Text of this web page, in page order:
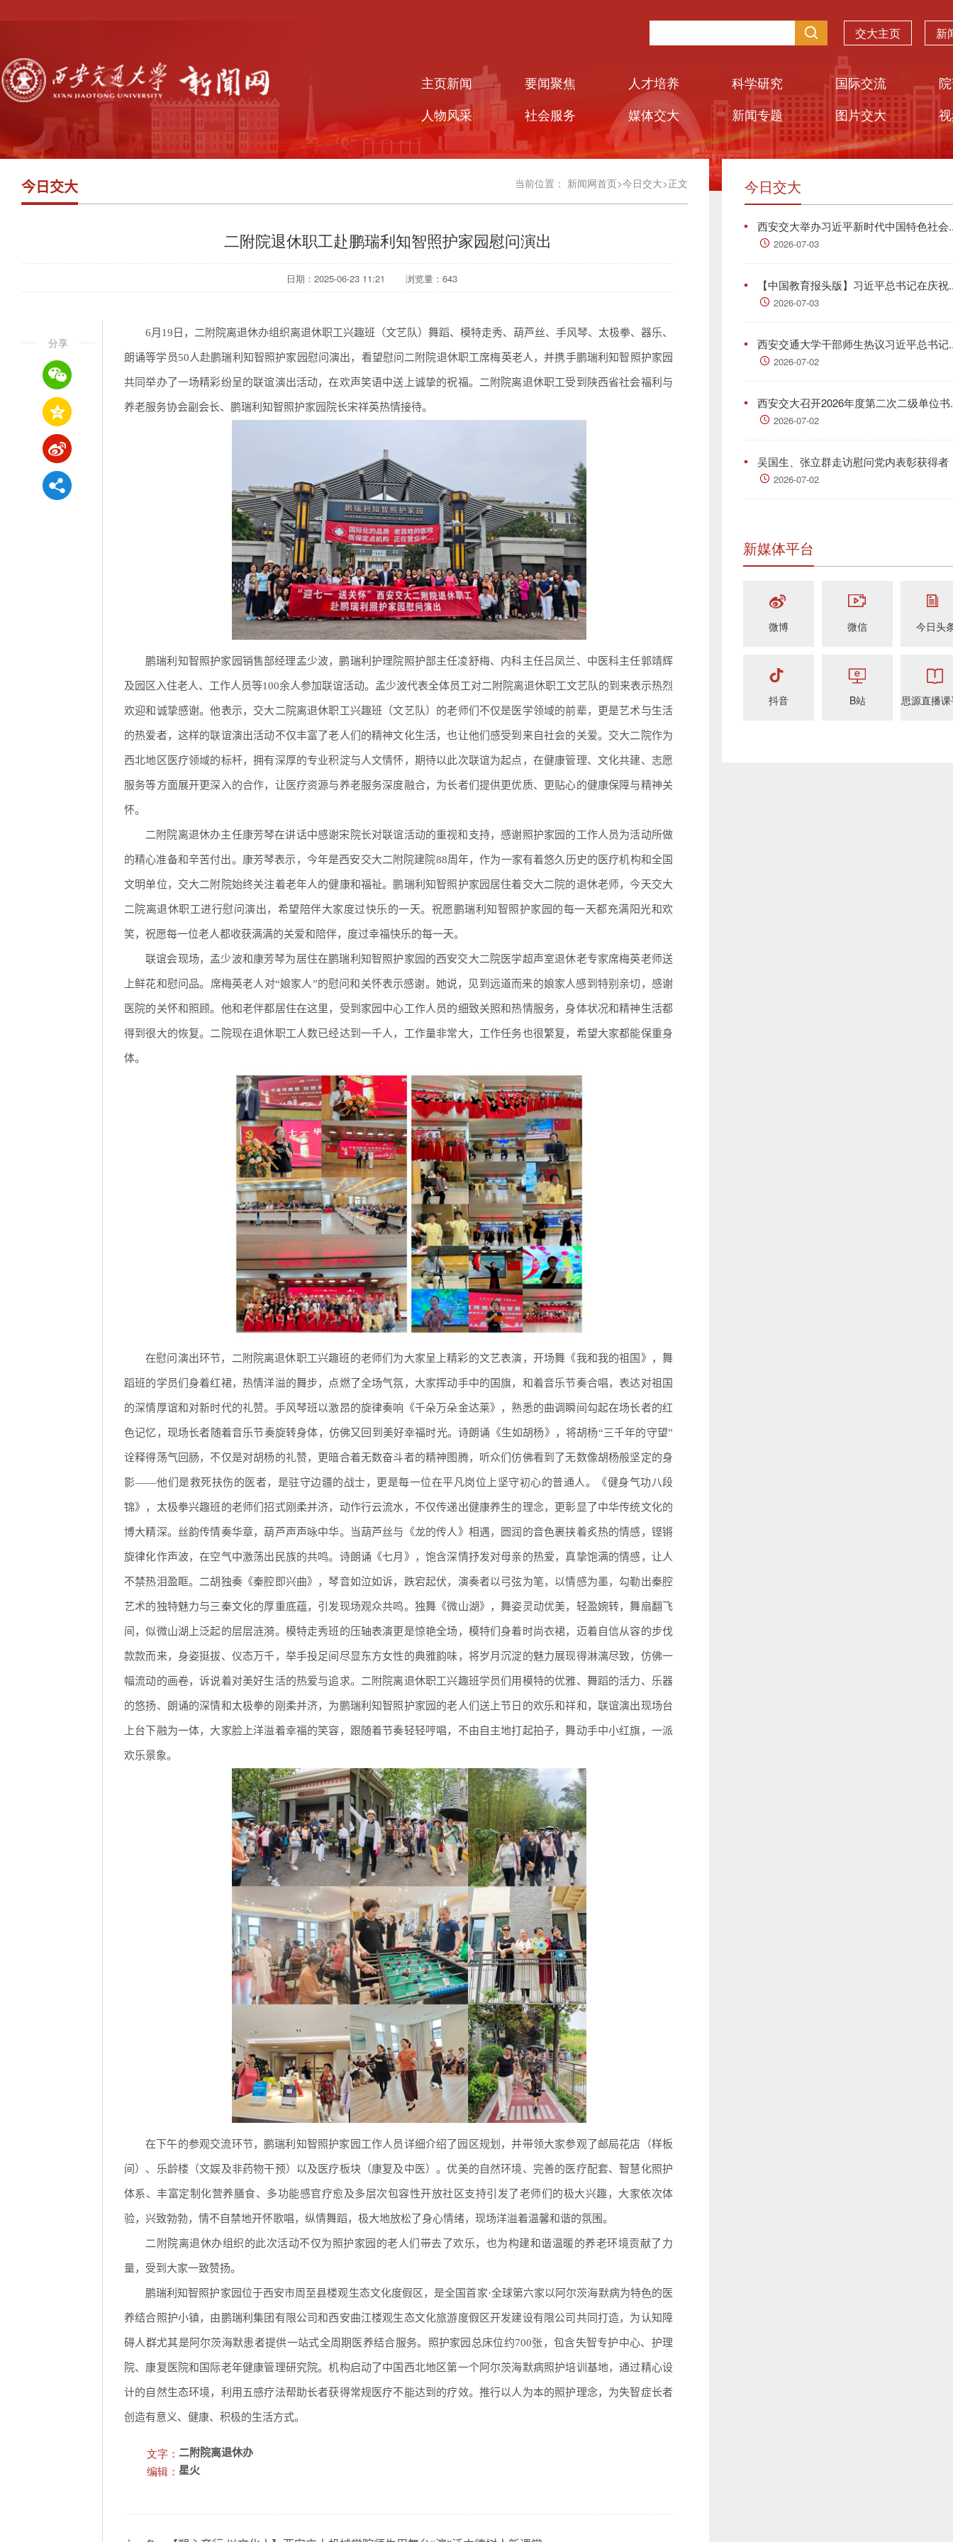
交大主页 新
主页新闻 要闻聚焦 人才培养 科学研究 国际交流
人物风采
社会服务 媒体交大 新闻专题 图片交大
当前位置： 新闻网首页>今日交大>正文
今日交大
分享
二附院退休职工赴鹏瑞利知智照护家园慰问演出
日期：2025-06-23 11:21 浏览量： 643
6月19日，二附院离退休办组织离退休职工兴趣班（文艺队）舞蹈、模特走秀、葫芦丝、手风琴、太极拳、器乐、
朗诵等学员50人赴鹏瑞利知智照护家园慰问演出，看望慰问二附院退休职工席梅英老人，并携手鹏瑞利知智照护家园
共同举办了一场精彩纷呈的联谊演出活动，在欢声笑语中送上诚挚的祝福。二附院离退休职工受到陕西省社会福利与
养老服务协会副会长、鹏瑞利知智照护家园院长宋祥英热情接待。
鹏瑞利知智照护家园销售部经理孟少波，鹏瑞利护理院照护部主任凌舒梅、内科主任吕凤兰、中医科主任郭靖辉
及园区入住老人、工作人员等100余人参加联谊活动。孟少波代表全体员工对二附院离退休职工文艺队的到来表示热烈
欢迎和诚挚感谢。他表示，交大二院离退休职工兴趣班（文艺队）的老师们不仅是医学领域的前辈，更是艺术与生活
的热爱者，这样的联谊演出活动不仅丰富了老人们的精神文化生活，也让他们感受到来自社会的关爱。交大二院作为
西北地区医疗领域的标杆，拥有深厚的专业积淀与人文情怀，期待以此次联谊为起点，在健康管理、文化共建、志愿
服务等方面展开更深入的合作，让医疗资源与养老服务深度融合，为长者们提供更优质、更贴心的健康保障与精神关
怀。
二附院离退休办主任康芳琴在讲话中感谢宋院长对联谊活动的重视和支持，感谢照护家园的工作人员为活动所做
的精心准备和辛苦付出。康芳琴表示，今年是西安交大二附院建院88周年，作为一家有着悠久历史的医疗机构和全国
文明单位，交大二附院始终关注着老年人的健康和福祉。鹏瑞利知智照护家园居住着交大二院的退休老师，今天交大
二院离退休职工进行慰问演出，希望陪伴大家度过快乐的一天。祝愿鹏瑞利知智照护家园的每一天都充满阳光和欢
笑，祝愿每一位老人都收获满满的关爱和陪伴，度过幸福快乐的每一天。
联谊会现场，孟少波和康芳琴为居住在鹏瑞利知智照护家园的西安交大二院医学超声室退休老专家席梅英老师送
上鲜花和慰问品。席梅英老人对“娘家人”的慰问和关怀表示感谢。她说，见到远道而来的娘家人感到特别亲切，感谢
医院的关怀和照顾。他和老伴都居住在这里，受到家园中心工作人员的细致关照和热情服务，身体状况和精神生活都
得到很大的恢复。二院现在退休职工人数已经达到一千人，工作量非常大，工作任务也很繁复，希望大家都能保重身
体。
在慰问演出环节，二附院离退休职工兴趣班的老师们为大家呈上精彩的文艺表演，开场舞《我和我的祖国》，舞
蹈班的学员们身着红裙，热情洋溢的舞步，点燃了全场气氛，大家挥动手中的国旗，和着音乐节奏合唱，表达对祖国
的深情厚谊和对新时代的礼赞。手风琴班以激昂的旋律奏响《千朵万朵金达莱》，熟悉的曲调瞬间勾起在场长者的红
色记忆，现场长者随着音乐节奏旋转身体，仿佛又回到美好幸福时光。诗朗诵《生如胡杨》，将胡杨“三千年的守望”
诠释得荡气回肠，不仅是对胡杨的礼赞，更暗合着无数奋斗者的精神图腾，听众们仿佛看到了无数像胡杨般坚定的身
影——他们是救死扶伤的医者，是驻守边疆的战士，更是每一位在平凡岗位上坚守初心的普通人。《健身气功八段
锦》，太极拳兴趣班的老师们招式刚柔并济，动作行云流水，不仅传递出健康养生的理念，更彰显了中华传统文化的
博大精深。丝韵传情奏华章，葫芦声声咏中华。当葫芦丝与《龙的传人》相遇，圆润的音色裹挟着炙热的情感，铿锵
旋律化作声波，在空气中激荡出民族的共鸣。诗朗诵《七月》，饱含深情抒发对母亲的热爱，真挚饱满的情感，让人
不禁热泪盈眶。二胡独奏《秦腔即兴曲》，琴音如泣如诉，跌宕起伏，演奏者以弓弦为笔，以情感为墨，勾勒出秦腔
艺术的独特魅力与三秦文化的厚重底蕴，引发现场观众共鸣。独舞《微山湖》，舞姿灵动优美，轻盈婉转，舞扇翻飞
间，似微山湖上泛起的层层涟漪。模特走秀班的压轴表演更是惊艳全场，模特们身着时尚衣裙，迈着自信从容的步伐
款款而来，身姿挺拔、仪态万千，举手投足间尽显东方女性的典雅韵味，将岁月沉淀的魅力展现得淋漓尽致，仿佛一
幅流动的画卷，诉说着对美好生活的热爱与追求。二附院离退休职工兴趣班学员们用模特的优雅、舞蹈的活力、乐器
的悠扬、朗诵的深情和太极拳的刚柔并济，为鹏瑞利知智照护家园的老人们送上节日的欢乐和祥和，联谊演出现场台
上台下融为一体，大家脸上洋溢着幸福的笑容，跟随着节奏轻轻哼唱，不由自主地打起拍子，舞动手中小红旗，一派
欢乐景象。
在下午的参观交流环节，鹏瑞利知智照护家园工作人员详细介绍了园区规划，并带领大家参观了邮局花店（样板
间）、乐龄楼（文娱及非药物干预）以及医疗板块（康复及中医）。优美的自然环境、完善的医疗配套、智慧化照护
体系、丰富定制化营养膳食、多功能感官疗愈及多层次包容性开放社区支持引发了老师们的极大兴趣，大家依次体
验，兴致勃勃，情不自禁地开怀歌唱，纵情舞蹈，极大地放松了身心情绪，现场洋溢着温馨和谐的氛围。
二附院离退休办组织的此次活动不仅为照护家园的老人们带去了欢乐，也为构建和谐温暖的养老环境贡献了力
量，受到大家一致赞扬。
鹏瑞利知智照护家园位于西安市周至县楼观生态文化度假区，是全国首家·全球第六家以阿尔茨海默病为特色的医
养结合照护小镇，由鹏瑞利集团有限公司和西安曲江楼观生态文化旅游度假区开发建设有限公司共同打造，为认知障
碍人群尤其是阿尔茨海默患者提供一站式全周期医养结合服务。照护家园总床位约700张，包含失智专护中心、护理
院、康复医院和国际老年健康管理研究院。机构启动了中国西北地区第一个阿尔茨海默病照护培训基地，通过精心设
计的自然生态环境，利用五感疗法帮助长者获得常规医疗不能达到的疗效。推行以人为本的照护理念，为失智症长者
创造有意义、健康、积极的生活方式。
文字： 二附院离退休办
编辑： 星火
今日交大
西安交大举办习近平新时代中国特色社会
2026-07-03
【中国教育报头版】习近平总书记在庆祝
2026-07-03
西安交通大学干部师生热议习近平总书记
2026-07-02
西安交大召开2026年度第二次二级单位书
2026-07-02
吴国生、张立群走访慰问党内表彰获得者
2026-07-02
新媒体平台
微博 微信 今日头
抖音 B站 思源直播